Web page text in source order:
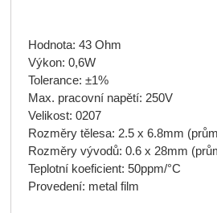
Hodnota: 43 Ohm
Výkon: 0,6W
Tolerance: ±1%
Max. pracovní napětí: 250V
Velikost: 0207
Rozměry tělesa: 2.5 x 6.8mm
Rozměry vývodů: 0.6 x 28mm
Teplotní koeficient: 50ppm/°C
Provedení: metal film